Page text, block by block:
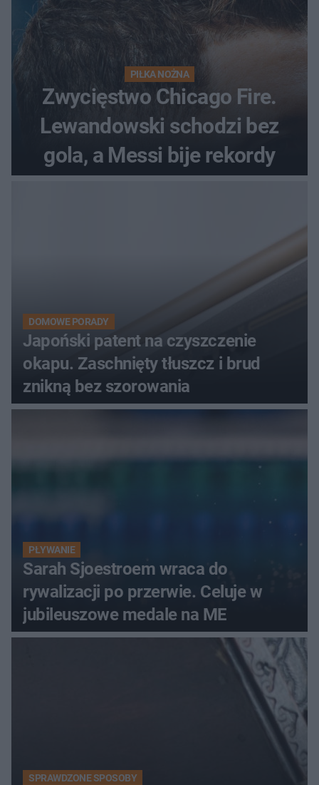
PIŁKA NOŻNA
Zwycięstwo Chicago Fire.
Lewandowski schodzi bez
gola, a Messi bije rekordy
DOMOWE PORADY
Japoński patent na czyszczenie
okapu. Zaschnięty tłuszcz i brud
znikną bez szorowania
PŁYWANIE
Sarah Sjoestroem wraca do
rywalizacji po przerwie. Celuje w
jubileuszowe medale na ME
SPRAWDZONE SPOSOBY